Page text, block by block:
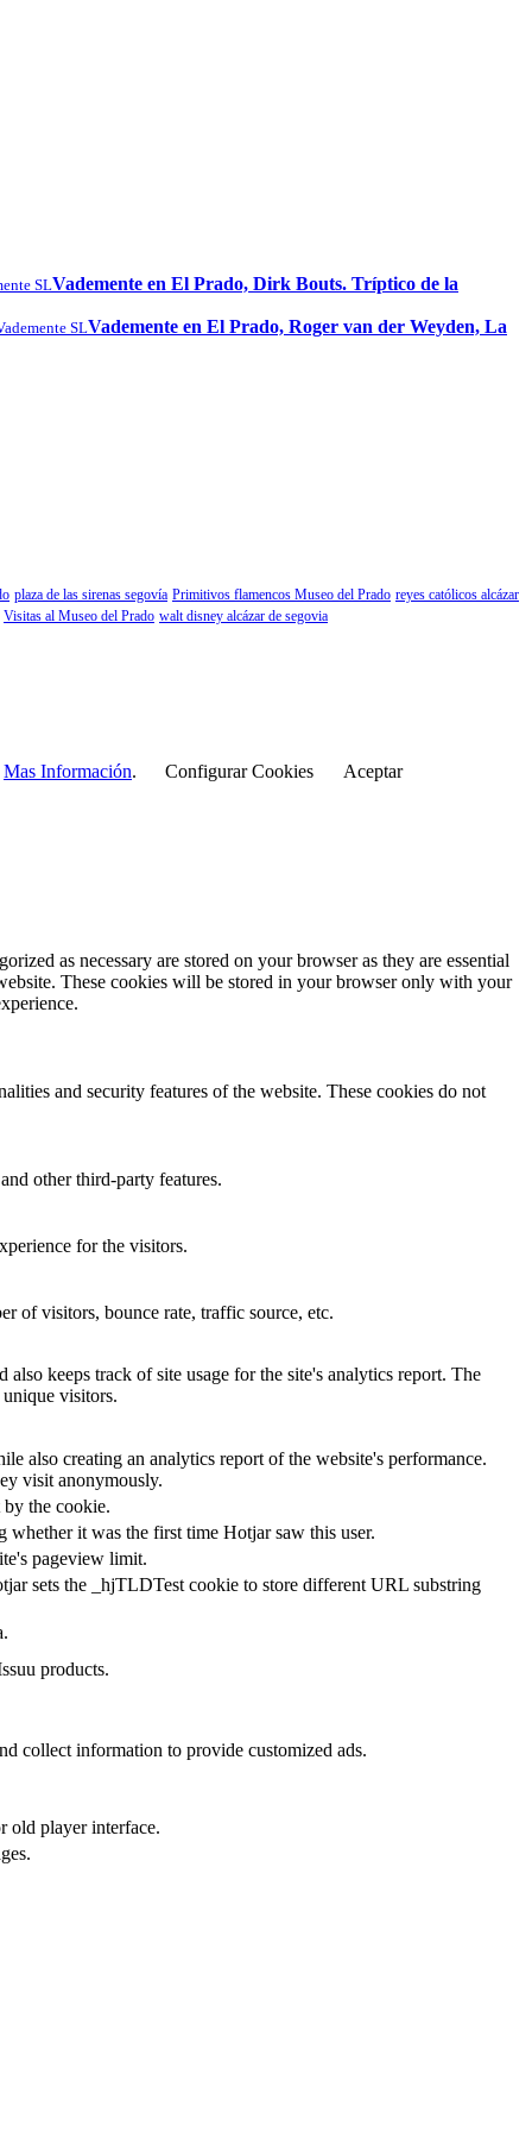
SLVademente en El Prado, Dirk Bouts. Tríptico de la
SLVademente en El Prado, Roger van der Weyden, La
plaza de las sirenas segovía Primitivos flamencos Museo del Prado reyes católicos alcázar
Visitas al Museo del Prado walt disney alcázar de segovia
Mas Información. Configurar Cookies Aceptar
as necessary are stored on your browser as they are essential
These cookies will be stored in your browser only with your
and security features of the website. These cookies do not
other third-party features.
for the visitors.
of visitors, bounce rate, traffic source, etc.
keeps track of site usage for the site's analytics report. The
visitors.
also creating an analytics report of the website's performance.
visit anonymously.
by the cookie.
whether it was the first time Hotjar saw this user.
pageview limit.
sets the _hjTLDTest cookie to store different URL substring
products.
collect information to provide customized ads.
old player interface.